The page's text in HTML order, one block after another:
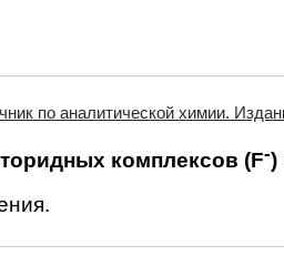
по аналитической химии.
комплексов (F-)